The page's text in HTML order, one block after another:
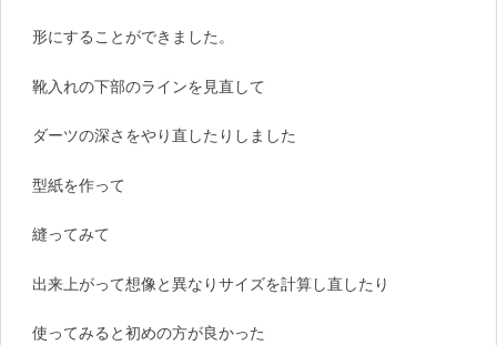
形にすることができました。
靴入れの下部のラインを見直して
ダーツの深さをやり直したりしました
型紙を作って
縫ってみて
出来上がって想像と異なりサイズを計算し直したり
使ってみると初めの方が良かった